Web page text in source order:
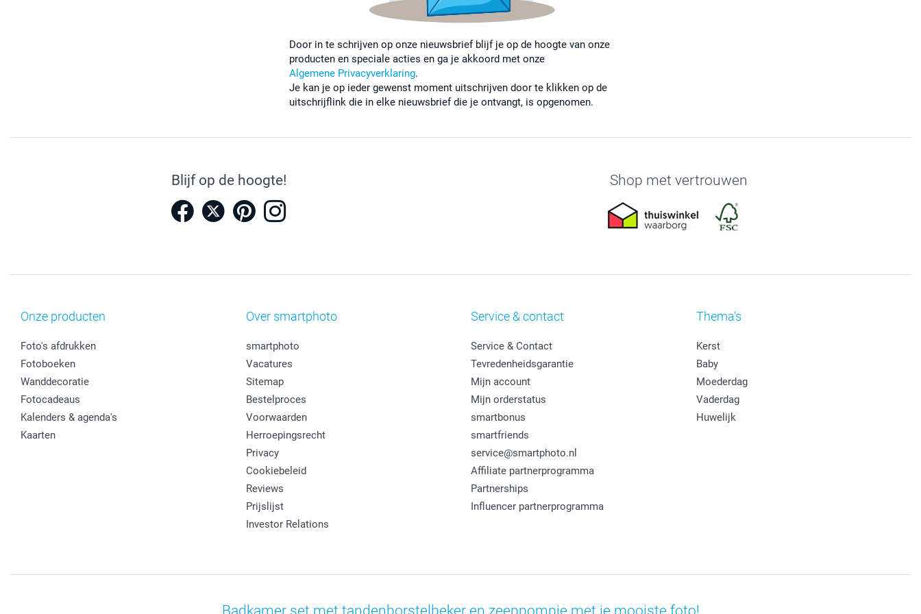
Door in te schrijven op onze nieuwsbrief blijf je op de hoogte van onze
producten en speciale acties en ga je akkoord met onze
Algemene Privacyverklaring.
Je kan je op ieder gewenst moment uitschrijven door te klikken op de
uitschrijflink die in elke nieuwsbrief die je ontvangt, is opgenomen.
Blijf op de hoogte! Shop met vertrouwen
Onze producten
Foto's afdrukken
Fotoboeken
Wanddecoratie
Fotocadeaus
Kalenders & agenda's
Kaarten
Over smartphoto
smartphoto
Vacatures
Sitemap
Bestelproces
Voorwaarden
Herroepingsrecht
Privacy
Cookiebeleid
Reviews
Prijslijst
Investor Relations
Service & contact
Service & Contact
Tevredenheidsgarantie
Mijn account
Mijn orderstatus
smartbonus
smartfriends
service@smartphoto.nl
Affiliate partnerprogramma
Partnerships
Influencer partnerprogramma
Thema's
Kerst
Baby
Moederdag
Vaderdag
Huwelijk
Badkamer set met tandenborstelbeker en zeeppompje met je mooiste foto!